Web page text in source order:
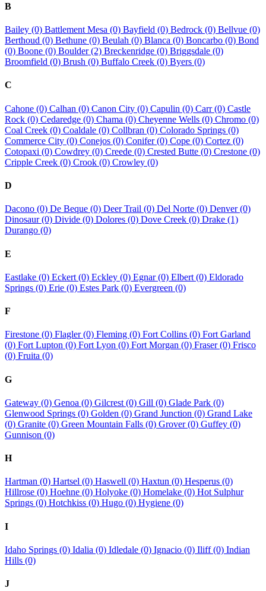
B
Bailey (0) Battlement Mesa (0) Bayfield (0) Bedrock (0) Bellvue (0)
Berthoud (0) Bethune (0) Beulah (0) Blanca (0) Boncarbo (0) Bond
(0) Boone (0) Boulder (2) Breckenridge (0) Briggsdale (0)
Broomfield (0) Brush (0) Buffalo Creek (0) Byers (0)
C
Cahone (0) Calhan (0) Canon City (0) Capulin (0) Carr (0) Castle
Rock (0) Cedaredge (0) Chama (0) Cheyenne Wells (0) Chromo (0)
Coal Creek (0) Coaldale (0) Collbran (0) Colorado Springs (0)
Commerce City (0) Conejos (0) Conifer (0) Cope (0) Cortez (0)
Cotopaxi (0) Cowdrey (0) Creede (0) Crested Butte (0) Crestone (0)
Cripple Creek (0) Crook (0) Crowley (0)
D
Dacono (0) De Beque (0) Deer Trail (0) Del Norte (0) Denver (0)
Dinosaur (0) Divide (0) Dolores (0) Dove Creek (0) Drake (1)
Durango (0)
E
Eastlake (0) Eckert (0) Eckley (0) Egnar (0) Elbert (0) Eldorado
Springs (0) Erie (0) Estes Park (0) Evergreen (0)
F
Firestone (0) Flagler (0) Fleming (0) Fort Collins (0) Fort Garland
(0) Fort Lupton (0) Fort Lyon (0) Fort Morgan (0) Fraser (0) Frisco
(0) Fruita (0)
G
Gateway (0) Genoa (0) Gilcrest (0) Gill (0) Glade Park (0)
Glenwood Springs (0) Golden (0) Grand Junction (0) Grand Lake
(0) Granite (0) Green Mountain Falls (0) Grover (0) Guffey (0)
Gunnison (0)
H
Hartman (0) Hartsel (0) Haswell (0) Haxtun (0) Hesperus (0)
Hillrose (0) Hoehne (0) Holyoke (0) Homelake (0) Hot Sulphur
Springs (0) Hotchkiss (0) Hugo (0) Hygiene (0)
I
Idaho Springs (0) Idalia (0) Idledale (0) Ignacio (0) Iliff (0) Indian
Hills (0)
J